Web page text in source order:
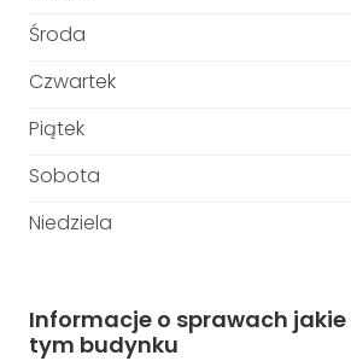
Środa
Czwartek
Piątek
Sobota
Niedziela
Informacje o sprawach jakie
tym budynku